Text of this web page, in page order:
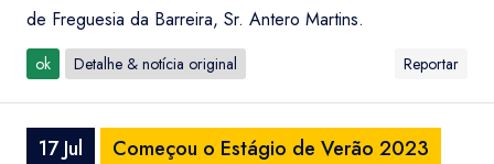
de Freguesia da Barreira, Sr. Antero Martins.
ok Detalhe & notícia original Reportar
17 Jul
Começou o Estágio de Verão 2023